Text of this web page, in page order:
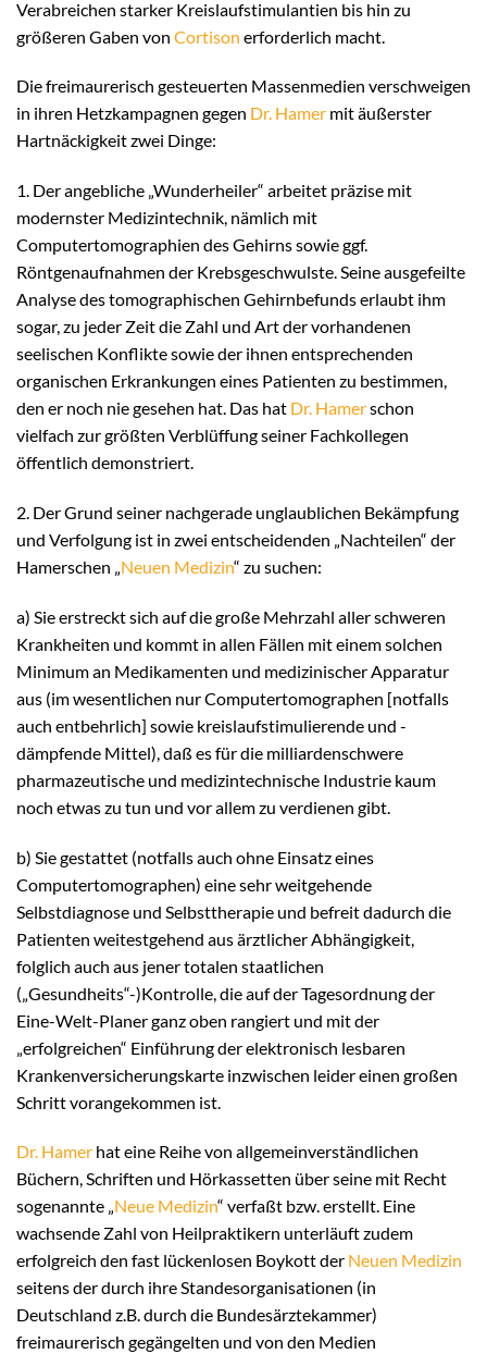
Verabreichen starker Kreislaufstimulantien bis hin zu
größeren Gaben von Cortison erforderlich macht.
Die freimaurerisch gesteuerten Massenmedien verschweigen
in ihren Hetzkampagnen gegen Dr. Hamer mit äußerster
Hartnäckigkeit zwei Dinge:
1. Der angebliche „Wunderheiler“ arbeitet präzise mit
modernster Medizintechnik, nämlich mit
Computertomographien des Gehirns sowie ggf.
Röntgenaufnahmen der Krebsgeschwulste. Seine ausgefeilte
Analyse des tomographischen Gehirnbefunds erlaubt ihm
sogar, zu jeder Zeit die Zahl und Art der vorhandenen
seelischen Konflikte sowie der ihnen entsprechenden
organischen Erkrankungen eines Patienten zu bestimmen,
den er noch nie gesehen hat. Das hat Dr. Hamerschon
vielfach zur größten Verblüffung seiner Fachkollegen
öffentlich demonstriert.
2. Der Grund seiner nachgerade unglaublichen Bekämpfung
und Verfolgung ist in zwei entscheidenden „Nachteilen“ der
Hamerschen „Neuen Medizin“ zu suchen:
a) Sie erstreckt sich auf die große Mehrzahl aller schweren
Krankheiten und kommt in allen Fällen mit einem solchen
Minimum an Medikamenten und medizinischer Apparatur
aus (im wesentlichen nur Computertomographen [notfalls
auch entbehrlich] sowie kreislaufstimulierende und -
dämpfende Mittel), daß es für die milliardenschwere
pharmazeutische und medizintechnische Industrie kaum
noch etwas zu tun und vor allem zu verdienen gibt.
b) Sie gestattet (notfalls auch ohne Einsatz eines
Computertomographen) eine sehr weitgehende
Selbstdiagnose und Selbsttherapie und befreit dadurch die
Patienten weitestgehend aus ärztlicher Abhängigkeit,
folglich auch aus jener totalen staatlichen
(„Gesundheits“-)Kontrolle, die auf der Tagesordnung der
Eine-Welt-Planer ganz oben rangiert und mit der
„erfolgreichen“ Einführung der elektronisch lesbaren
Krankenversicherungskarte inzwischen leider einen großen
Schritt vorangekommen ist.
Dr. Hamer hat eine Reihe von allgemeinverständlichen
Büchern, Schriften und Hörkassetten über seine mit Recht
sogenannte „Neue Medizin“ verfaßt bzw. erstellt. Eine
wachsende Zahl von Heilpraktikern unterläuft zudem
erfolgreich den fast lückenlosen Boykott der Neuen Medizin
seitens der durch ihre Standesorganisationen (in
Deutschland z.B. durch die Bundesärztekammer)
freimaurerisch gegängelten und von den Medien